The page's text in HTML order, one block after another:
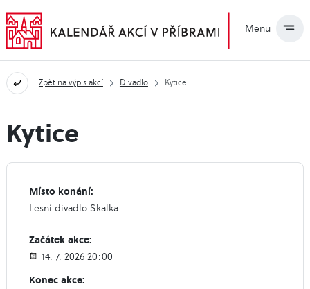
Menu
Zpět na výpis akcí Divadlo Kytice
Kytice
Místo konání:
Lesní divadlo Skalka
Začátek akce:
14. 7. 2026 20:00
Konec akce: